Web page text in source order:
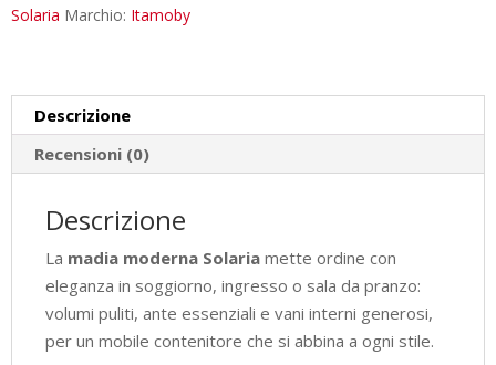
cm
quantità
Solaria Marchio: Itamoby
Descrizione
Recensioni (0)
Descrizione
La madia moderna Solaria mette ordine con
eleganza in soggiorno, ingresso o sala da pranzo:
volumi puliti, ante essenziali e vani interni generosi,
per un mobile contenitore che si abbina a ogni stile.